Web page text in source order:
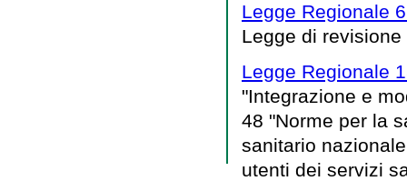
Legge Regionale
Legge di
Legge Regionale
"Integrazione e
48 "Norme per la
sanitario
utenti dei servizi